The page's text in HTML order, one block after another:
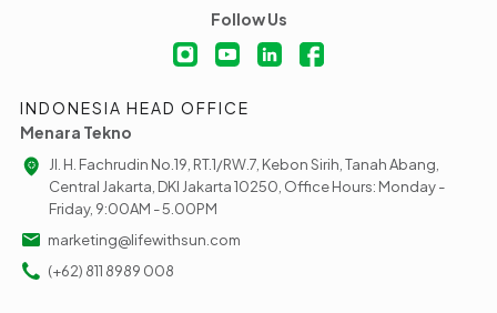
Follow Us
INDONESIA HEAD OFFICE
Menara Tekno
Jl. H. Fachrudin No.19, RT.1/RW.7, Kebon Sirih, Tanah Abang,
Central Jakarta, DKI Jakarta 10250, Office Hours: Monday -
Friday, 9:00AM - 5.00PM
marketing@lifewithsun.com
(+62) 811 8989 008